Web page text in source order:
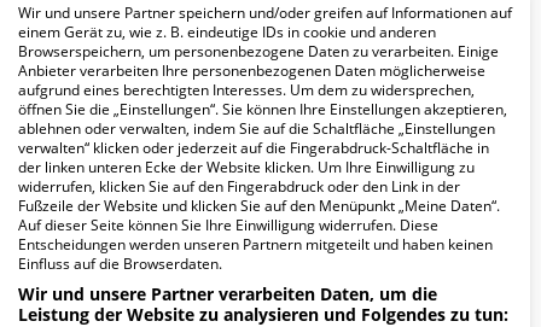
FAQ
Hier ﬁnden Sie häuﬁg gestellte Fragen zu dieser Klinik.
Wie lautet die Adresse von Zahnkultur MVZ
GmbH C7 MVZ?
Christophstr. 7
50670 Köln
Wir und unsere Partner speichern und/oder greifen auf Informationen auf
einem Gerät zu, wie z. B. eindeutige IDs in cookie und anderen
Browserspeichern, um personenbezogene Daten zu verarbeiten. Einige
Anbieter verarbeiten Ihre personenbezogenen Daten möglicherweise
aufgrund eines berechtigten Interesses. Um dem zu widersprechen,
öffnen Sie die „Einstellungen“. Sie können Ihre Einstellungen akzeptieren,
ablehnen oder verwalten, indem Sie auf die Schaltfläche „Einstellungen
verwalten“ klicken oder jederzeit auf die Fingerabdruck-Schaltfläche in
der linken unteren Ecke der Website klicken. Um Ihre Einwilligung zu
widerrufen, klicken Sie auf den Fingerabdruck oder den Link in der
Fußzeile der Website und klicken Sie auf den Menüpunkt „Meine Daten“.
Auf dieser Seite können Sie Ihre Einwilligung widerrufen. Diese
Entscheidungen werden unseren Partnern mitgeteilt und haben keinen
Einfluss auf die Browserdaten.
Wir und unsere Partner verarbeiten Daten, um die
Leistung der Website zu analysieren und Folgendes zu tun: